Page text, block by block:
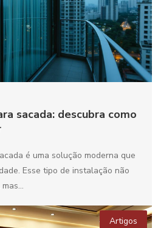
sacada: descubra como
é uma solução moderna que
Esse tipo de instalação não
Artigos